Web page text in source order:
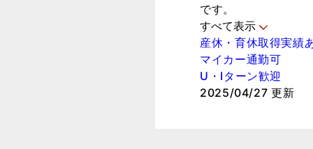
です。
すべて表示
産休・育休取得実績
マイカー通勤可
U・Iターン歓迎
2025/04/27 更新